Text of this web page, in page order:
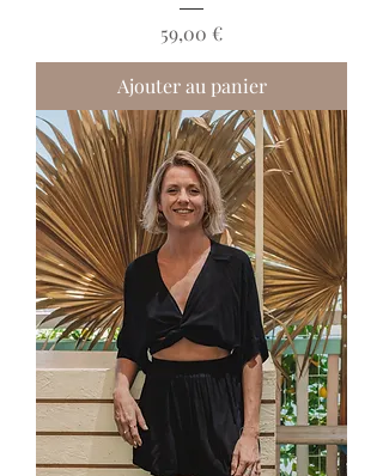
Prix
59,00 €
Ajouter au panier